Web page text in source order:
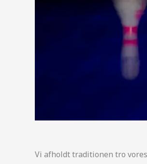
Vi afholdt traditionen tro